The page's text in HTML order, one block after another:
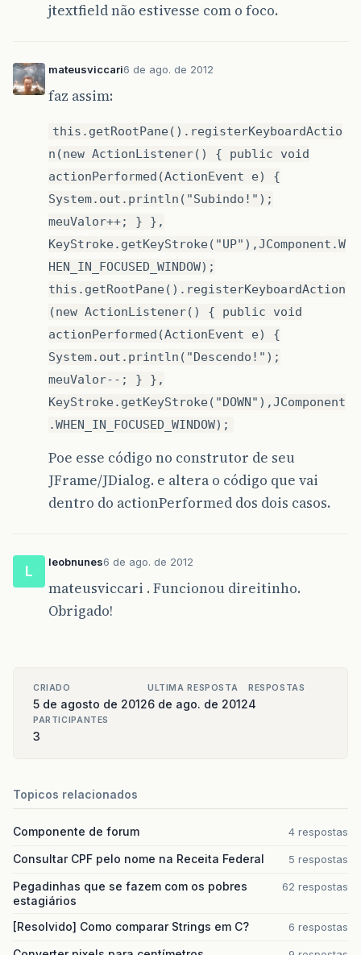
jtextfield não estivesse com o foco.
mateusviccari6 de ago. de 2012
faz assim:
this.getRootPane().registerKeyboardActio
n(new ActionListener() { public void
actionPerformed(ActionEvent e) {
System.out.println("Subindo!");
meuValor++; } },
KeyStroke.getKeyStroke("UP"),JComponent.W
HEN_IN_FOCUSED_WINDOW);
this.getRootPane().registerKeyboardAction
(new ActionListener() { public void
actionPerformed(ActionEvent e) {
System.out.println("Descendo!");
meuValor--; } },
KeyStroke.getKeyStroke("DOWN"),JComponent
.WHEN_IN_FOCUSED_WINDOW);
Poe esse código no construtor de seu
JFrame/JDialog. e altera o código que vai
dentro do actionPerformed dos dois casos.
L
leobnunes6 de ago. de 2012
mateusviccari . Funcionou direitinho.
Obrigado!
CRIADO
5 de agosto de 2012
ULTIMA RESPOSTA
6 de ago. de 2012
RESPOSTAS
4
PARTICIPANTES
3
Topicos relacionados
Componente de forum 4 respostas
Consultar CPF pelo nome na Receita Federal 5 respostas
Pegadinhas que se fazem com os pobres
estagiários
62 respostas
[Resolvido] Como comparar Strings em C? 6 respostas